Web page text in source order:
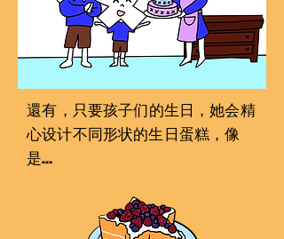
󠇢還有，只要孩子󠇡们的生日，她会󠇢精
心设计不同形状的生日蛋糕，像
是…